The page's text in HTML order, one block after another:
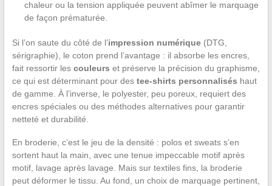
chaleur ou la tension appliquée peuvent abîmer le marquage
de façon prématurée.
Si l’on saute du côté de l’impression numérique(DTG,
sérigraphie), le coton prend l’avantage : il absorbe les encres,
fait ressortir les couleurs et préserve la précision du graphisme,
ce qui est déterminant pour des tee-shirts personnalisés haut
de gamme. À l’inverse, le polyester, peu poreux, requiert des
encres spéciales ou des méthodes alternatives pour garantir
netteté et durabilité.
En broderie, c’est le jeu de la densité : polos et sweats s’en
sortent haut la main, avec une tenue impeccable motif après
motif, lavage après lavage. Mais sur textiles fins, la broderie
peut déformer le tissu. Au fond, un choix de marquage pertinent,